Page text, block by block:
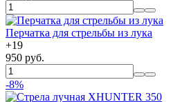
Перчатка для стрельбы из лука
+19
950 руб.
-8%